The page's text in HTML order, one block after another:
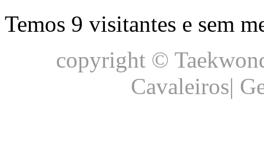
Temos 9 visitantes e sem
copyright ©
Cavaleiros|